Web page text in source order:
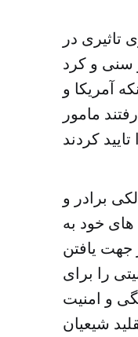
در
سنی و کرد
آمریکا و
مامور
برادر و
خود به
جهت یافتن
را برای
و امنیت
شیعیان